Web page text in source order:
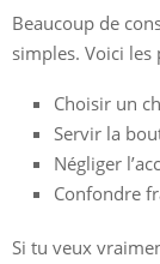
Beaucoup de
simples. Voici les
Choisir un
Servir la
Négliger
Confondre
Si tu veux